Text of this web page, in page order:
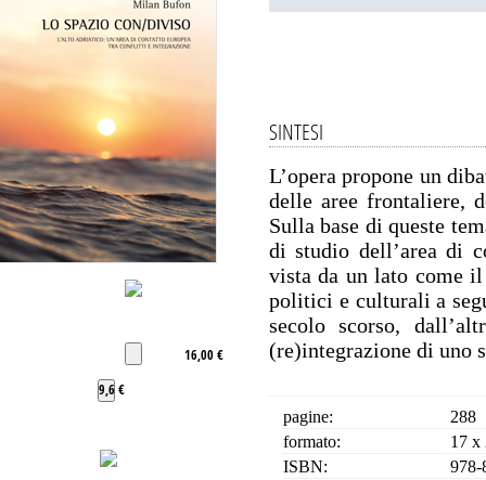
16,00 €
9,6 €
SINTESI
L’opera propone un
delle aree frontaliere,
Sulla base di queste
di studio dell’area di
vista da un lato come
politici e culturali a
secolo scorso,
(re)integrazione di uno
pagine:
288
formato:
17 x
ISBN:
978-